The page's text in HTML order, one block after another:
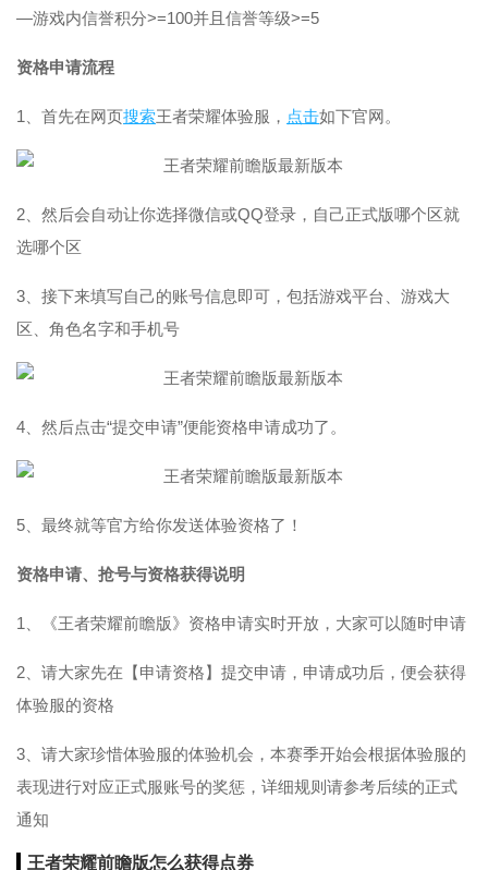
—游戏内信誉积分>=100并且信誉等级>=5
资格申请流程
1、首先在网页搜索王者荣耀体验服， 点击如下官网。
2、然后会自动让你选择微信或QQ登录，自己正式版哪个区就
选哪个区
3、接下来填写自己的账号信息即可，包括游戏平台、游戏大
区、角色名字和手机号
4、然后点击“提交申请”便能资格申请成功了。
5、最终就等官方给你发送体验资格了！
资格申请、抢号与资格获得说明
1、《王者荣耀前瞻版》资格申请实时开放，大家可以随时申请
2、请大家先在【申请资格】提交申请，申请成功后，便会获得
体验服的资格
3、请大家珍惜体验服的体验机会，本赛季开始会根据体验服的
表现进行对应正式服账号的奖惩，详细规则请参考后续的正式
通知
王者荣耀前瞻版怎么获得点券